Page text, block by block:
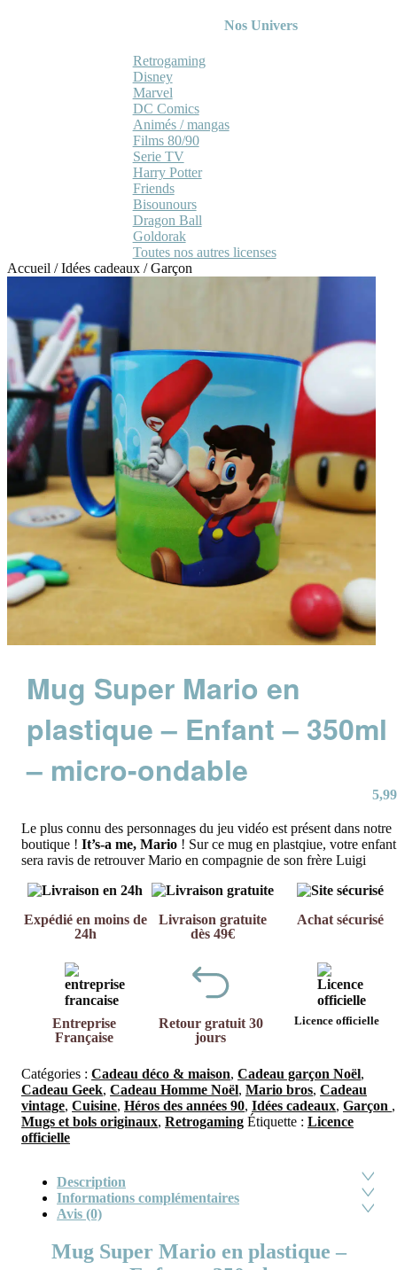
Nos Univers
Retrogaming
Disney
Marvel
DC Comics
Animés / mangas
Films 80/90
Serie TV
Harry Potter
Friends
Bisounours
Dragon Ball
Goldorak
Toutes nos autres licenses
Accueil /Idées cadeaux /Garçon
Mug Super Mario en
plastique – Enfant – 350ml
– micro-ondable
5,99
Le plus connu des personnages du jeu vidéo est présent dans notre
boutique ! It’s-a me, Mario ! Sur ce mug en plastqiue, votre enfant
sera ravis de retrouver Mario en compagnie de son frère Luigi
Expédié en moins de
24h
Livraison gratuite
dès 49€
Achat sécurisé
Entreprise
Française
Retour gratuit 30
jours
Licence officielle
Catégories : Cadeau déco & maison, Cadeau garçon Noël,
Cadeau Geek, Cadeau Homme Noël, Mario bros, Cadeau
vintage, Cuisine, Héros des années 90, Idées cadeaux, Garçon ,
Mugs et bols originaux, Retrogaming Étiquette : Licence
officielle
Description
Informations complémentaires
Avis (0)
Mug Super Mario en plastique –